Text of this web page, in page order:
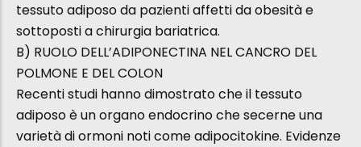
tessuto adiposo da pazienti affetti da obesità e
sottoposti a chirurgia bariatrica.
B) RUOLO DELL’ADIPONECTINA NEL CANCRO DEL
POLMONE E DEL COLON
Recenti studi hanno dimostrato che il tessuto
adiposo è un organo endocrino che secerne una
varietà di ormoni noti come adipocitokine. Evidenze